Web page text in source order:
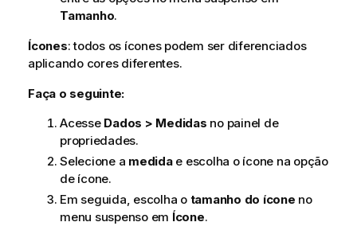
Tamanho.
Ícones: todos os ícones podem ser diferenciados
aplicando cores diferentes.
Faça o seguinte:
Acesse Dados > Medidas no painel de
propriedades.
Selecione a medidae escolha o ícone na opção
de ícone.
Em seguida, escolha o tamanho do ícone no
menu suspenso em Ícone.